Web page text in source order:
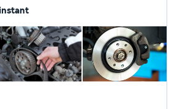
merci de bien vouloir me